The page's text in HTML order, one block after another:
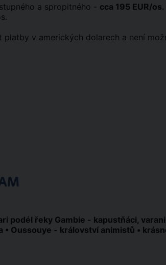
a spropitného - cca 195 EUR/os.
platby v amerických dolarech a není
podél řeky Gambie - kapustňáci,
Oussouye - království animistů •